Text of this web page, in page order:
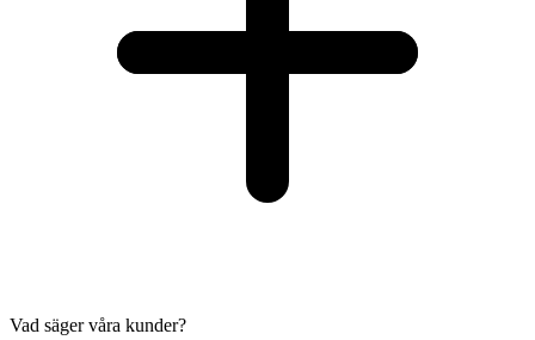
Vad säger våra kunder?